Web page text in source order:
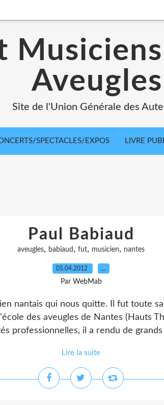
Site de l'Union Générale des
SPECTACLES/EXPOS LIVRE
Paul Babiaud
aveugles, babiaud , fut, musicien, nantes
05.04.2012 …
Par WebMab
nantais qui nous quitte. Il fut toute
des aveugles de Nantes (Hauts
professionnelles, il a rendu de
Lire la suite